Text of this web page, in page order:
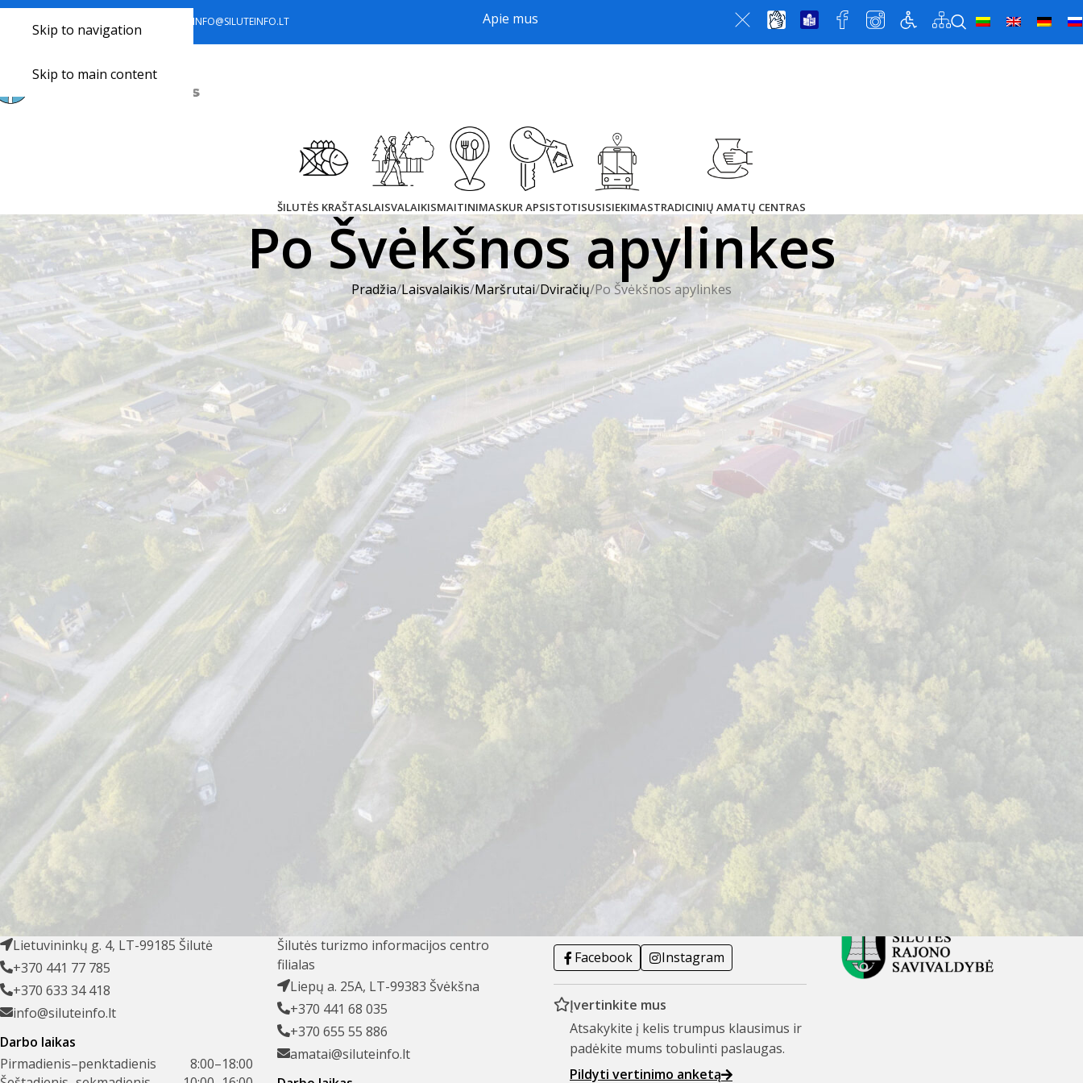
Skip to navigation
Skip to main content
INFO@SILUTEINFO.LT Apie mus
ŠILUTĖS KRAŠTASLAISVALAIKISMAITINIMASKUR APSISTOTISUSISIEKIMASTRADICINIŲ AMATŲ CENTRAS
Po Švėkšnos apylinkes
Pradžia Laisvalaikis Maršrutai Dviračių Po Švėkšnos apylinkes
Maršrutas skirtas įvairioms grupėms, norinčioms susipažinti su Švėkšnos apylinkių istorija ir gamtos paminklais. Keliavimo priemonė – mikroautobusas arba dviračiai.
Maršrutas: Liepų aikštė Švėkšnoje – Gedminaičiai – Stemplės – Vilkėnas – Vilkų Kampas – Inkakliai – Skomantai – Švėkšna
Maršruto ilgis – 60 km.
Maršruto trukmė – 3 val. mikroautobusu, 6 val. dviračiais.
Maršrutą pradedame iš centrinės Liepų aikštės, kur bus pastatytas paminklas Švėkšnos knygnešiams, tad yra proga pakalbėti apie spaudos draudimo laikotarpį. Išvažiuojame
Gedminaičių gatve ir už 4 km pasiekiame Gedminaičių dvaravietę.
Gedminaičių dvaro pastatų nebelikę, tačiau būtent čia 1810 m. gimė Jurgis Pliateris, nemažai nusipelnęs mūsų kultūrai. Susidraugavęs su Simonu Stanevičiumi ir jo paskatintas,
J.Pliateris ėmė tyrinėti lietuvių kalbą ir literatūrą, kaupti lituanistinę biblioteką. Būdamas 18 metų, baigė Vilniaus universitetą, apsigyveno savo dvare Gedminaičiuose. Planavo
įsteigti spaustuvę ir, platindamas knygeles, šviesti žmones. 1834 m. išrinktas Raseinių pavieto bajorų maršalka, persikėlė į Raseinius. Čia 1836 m. netikėtai mirė, savo biblioteką
užrašęs S. Stanevičiui, kuris po jo mirties persikėlė į Stemplių dvarą pas Kazimierą Pliaterį.
Iki Stemplių dvaro 10 km. Čia tebestovi medinis dvaro pastatas, kuriame rašytojas išgyveno 12 metų ir prižiūrėjo savo globėjo paliktą biblioteką. Mirė 1848 m. Palaidotas Švėkšnos
kapinėse. Biblioteka buvo grąžinta į Gedminaičius J. Pliaterio žmonai ir sūnui Teodorui, kuris vėliau, nukritęs nuo arklio, liko psichinis ligonis.
Stemplėse būtina aplankyti dar vieną objektą – sodybos vietą, kur 1872 m. gimė Vasario 16-sios akto signataras prelatas Kazimieras Šaulys. Vėliau žymus krikščionių
demokratų veikėjas, Kauno universiteto profesorius.
Nuo Stemplių iki Vilkėno kapinių 12 km. Čia reikia susirasti Jurgio Pliaterio, jo brolio Kazimiero ir sūnaus Teodoro kapus. Deja, S. Stanevičiaus kapo vieta nežinoma, todėl rašytojui
pastatytas paminklas ant simbolinio kapo. Kapinėse galima surasti ir kalbininko M. Miežinio bei knygnešių organizatoriaus J. Rugio kapus. Iš kapinių nueisime į Vilkėno dvarą ir
parką, o iš ten galima įsukti į kelią, vedantį į Vilkų Kampą.
Iki Vilkų Kampo kaimo 3 km. Palikus autobusą, teks pėsčiomis eiti apie 200 m iki Ašvos upės ir nusileisti prie Didžiojo akmens. Taupant laiką, galima šio objekto atsisakyti. Tuomet
nuo Vilkėno reikia važiuoti pro malūną Ž. Naumiesčio link ir už 2 km pasukti dešinėn į Šiaulių kaimą.
Už 7 km pasiekiame Inkaklius, kur 1914 m. pastatyta koplyčia ir Lurdo grotos imitacija. Už tilto pasukus kairėn, surandamos žydų genocido kapinės. Čia smėlyne sovietmečiu buvo
užkasami ir nušauti partizanai. Jiems pastatyti keli paminklai.
Nuo Inkaklių iki Švėkšnos 6 km, bet prie pat miestelio pasukame kairėn ir už 9 km privažiuojame Skomantus. Už Veiviržo upės stūkso didelis ir legendomis apipintas Skomantų
piliakalnis. Čia galėjo būti pagrindinė Lamatos žemės pilis. Prie piliakalnio yra du paminklai. Pabandykime perskaityti užrašą ant Žemaičio nugaros.
Grįžtame į Švėkšną. Iki jos 9 km.
Atnaujinimo data: 2025-01-08
ŠILUTĖS TURIZMO INFORMACIJOS
Lietuvininkų g. 4, LT-99185 Šilutė
+370 441 77 785
+370 633 34 418
info@siluteinfo.lt
Darbo laikas
Pirmadienis–penktadienis
8:00–18:00
Šilutės turizmo informacijos centro
filialas
Liepų a. 25A, LT-99383 Švėkšna
+370 441 68 035
+370 655 55 886
amatai@siluteinfo.lt
DRAUGAUKIME
Facebook
Instagram
Įvertinkite mus
Atsakykite į kelis trumpus klausimus ir
padėkite mums tobulinti paslaugas.
Pildyti vertinimo anketą
STEIGĖJAS